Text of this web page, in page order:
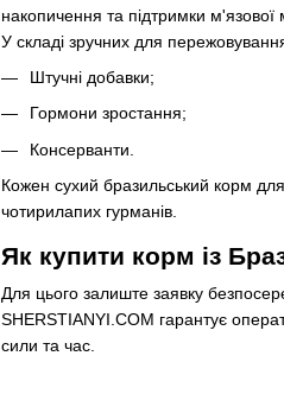
накопичення та підтримки м'язової
У складі зручних для
Штучні добавки;
Гормони зростання;
Консерванти.
Кожен сухий бразильський корм
чотирилапих гурманів.
Як купити корм із
Для цього залиште заявку
SHERSTIANYI.COM гарантує
сили та час.